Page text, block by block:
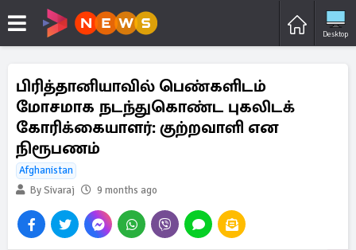
Desktop
பிரித்தானியாவில் பெண்களிடம்
மோசமாக நடந்துகொண்ட புகலிடக்
கோரிக்கையாளர்: குற்றவாளி என
நிரூபணம்
Afghanistan
By Sivaraj
9 months ago